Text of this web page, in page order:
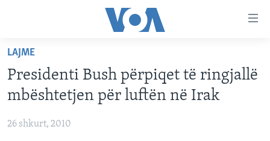
faqen
kryesore
tek
faqja
FAQJA KRYESORE
KATEGORITË
BALLKANI
LAJME
Presidenti Bush përpiqet të ringjallë
mbështetjen për luftën në Irak
26 shkurt, 2010